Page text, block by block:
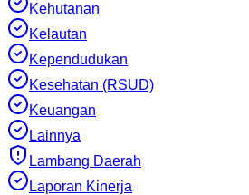
Kehutanan
Kelautan
Kependudukan
Kesehatan (RSUD)
Keuangan
Lainnya
Lambang Daerah
Laporan Kinerja